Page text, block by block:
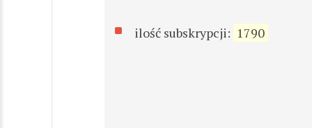
ilość subskrypcji: 1790